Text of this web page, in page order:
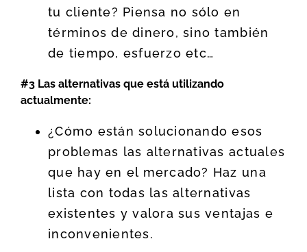
tu cliente? Piensa no sólo en
términos de dinero, sino también
de tiempo, esfuerzo etc…
#3 Las alternativas que está utilizando
actualmente:
¿Cómo están solucionando esos
problemas las alternativas actuales
que hay en el mercado? Haz una
lista con todas las alternativas
existentes y valora sus ventajas e
inconvenientes.